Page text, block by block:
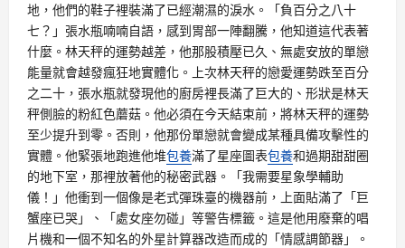
地，他們的鞋子裡裝滿了已經潮濕的淚水。「負百分之八十
七？」張水瓶喃喃自語，感到胃部一陣翻騰，他知道這代表著
什麼。林天秤的運勢越差，他那股積壓已久、無處安放的單戀
能量就會越發瘋狂地實體化。上次林天秤的戀愛運勢跌至百分
之二十，張水瓶就發現他的廚房裡長滿了巨大的、形狀是林天
秤側臉的粉紅色蘑菇。他必須在今天結束前，將林天秤的運勢
至少提升到零。否則，他那份單戀就會變成某種具備攻擊性的
實體。他緊張地跑進他堆包養滿了星座圖表包養和過期甜甜圈
的地下室，那裡放著他的秘密武器。「我需要星象學輔助
儀！」他衝到一個像是老式彈珠臺的機器前，上面貼滿了「巨
蟹座已哭」、「處女座勿碰」等警告標籤。這是他用廢棄的唱
片機和一個不知名的外星計算器改造而成的「情感調節器」。